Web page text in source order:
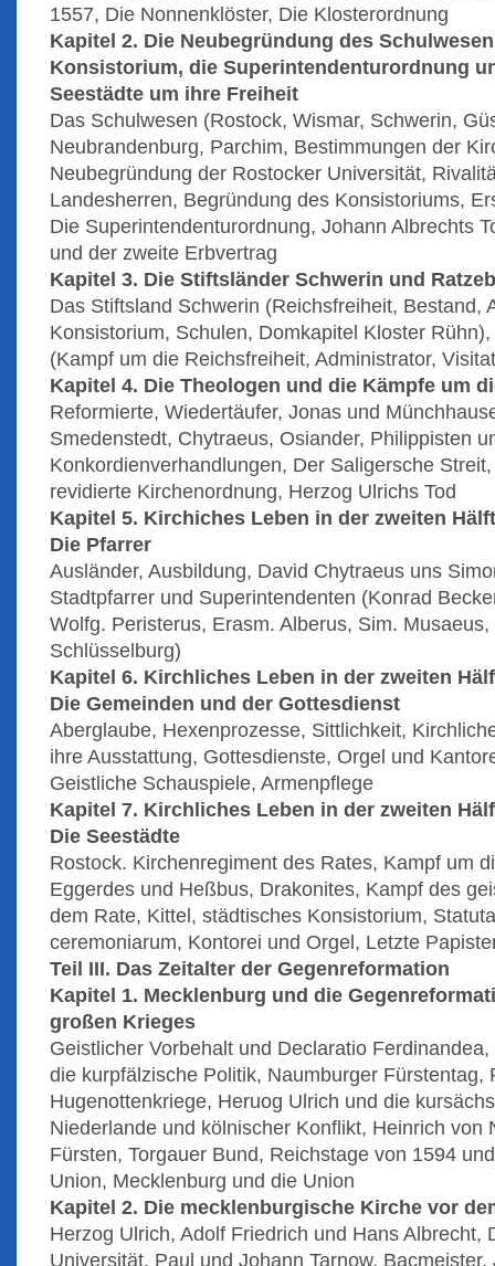
1557, Die Nonnenklöster, Die Klosterordnung
Kapitel 2. Die Neubegründung des
Konsistorium, die Superintendenturordnung
Seestädte um ihre Freiheit
Das Schulwesen (Rostock, Wismar, Schwerin,
Neubrandenburg, Parchim, Bestimmungen der
Neubegründung der Rostocker Universität,
Landesherren, Begründung des Konsistoriums,
Die Superintendenturordnung, Johann Albrechts
und der zweite Erbvertrag
Kapitel 3. Die Stiftsländer Schwerin und
Das Stiftsland Schwerin (Reichsfreiheit, Bestand,
Konsistorium, Schulen, Domkapitel Kloster
(Kampf um die Reichsfreiheit, Administrator,
Kapitel 4. Die Theologen und die Kämpfe um
Reformierte, Wiedertäufer, Jonas und
Smedenstedt, Chytraeus, Osiander, Philippisten
Konkordienverhandlungen, Der Saligersche
revidierte Kirchenordnung, Herzog Ulrichs Tod
Kapitel 5. Kirchiches Leben in der zweiten
Die Pfarrer
Ausländer, Ausbildung, David Chytraeus uns
Stadtpfarrer und Superintendenten (Konrad
Wolfg. Peristerus, Erasm. Alberus, Sim.
Schlüsselburg)
Kapitel 6. Kirchliches Leben in der zweiten
Die Gemeinden und der Gottesdienst
Aberglaube, Hexenprozesse, Sittlichkeit,
ihre Ausstattung, Gottesdienste, Orgel und
Geistliche Schauspiele, Armenpflege
Kapitel 7. Kirchliches Leben in der zweiten
Die Seestädte
Rostock. Kirchenregiment des Rates, Kampf um
Eggerdes und Heßbus, Drakonites, Kampf des
dem Rate, Kittel, städtisches Konsistorium,
ceremoniarum, Kontorei und Orgel, Letzte
Teil III. Das Zeitalter der Gegenreformation
Kapitel 1. Mecklenburg und die
großen Krieges
Geistlicher Vorbehalt und Declaratio
die kurpfälzische Politik, Naumburger Fürstentag,
Hugenottenkriege, Heruog Ulrich und die
Niederlande und kölnischer Konflikt, Heinrich von
Fürsten, Torgauer Bund, Reichstage von 1594
Union, Mecklenburg und die Union
Kapitel 2. Die mecklenburgische Kirche vor
Herzog Ulrich, Adolf Friedrich und Hans Albrecht,
Universität, Paul und Johann Tarnow,